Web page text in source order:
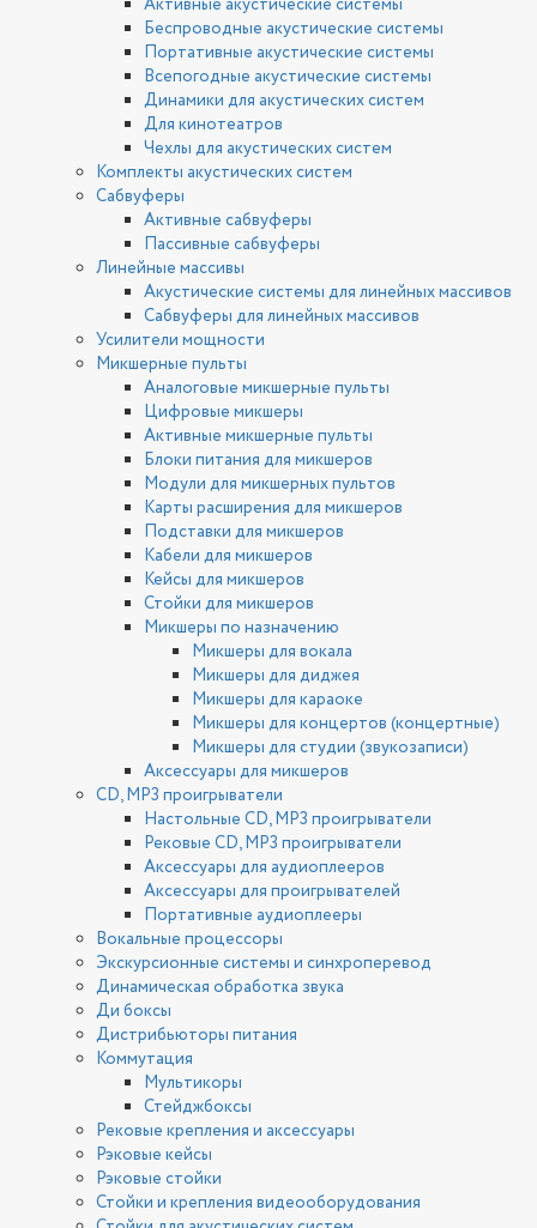
Активные акустические системы
Беспроводные акустические системы
Портативные акустические системы
Всепогодные акустические системы
Динамики для акустических систем
Для кинотеатров
Чехлы для акустических систем
Комплекты акустических систем
Сабвуферы
Активные сабвуферы
Пассивные сабвуферы
Линейные массивы
Акустические системы для линейных массивов
Сабвуферы для линейных массивов
Усилители мощности
Микшерные пульты
Аналоговые микшерные пульты
Цифровые микшеры
Активные микшерные пульты
Блоки питания для микшеров
Модули для микшерных пультов
Карты расширения для микшеров
Подставки для микшеров
Кабели для микшеров
Кейсы для микшеров
Стойки для микшеров
Микшеры по назначению
Микшеры для вокала
Микшеры для диджея
Микшеры для караоке
Микшеры для концертов (концертные)
Микшеры для студии (звукозаписи)
Аксессуары для микшеров
CD, MP3 проигрыватели
Настольные CD, MP3 проигрыватели
Рековые CD, MP3 проигрыватели
Аксессуары для аудиоплееров
Аксессуары для проигрывателей
Портативные аудиоплееры
Вокальные процессоры
Экскурсионные системы и синхроперевод
Динамическая обработка звука
Ди боксы
Дистрибьюторы питания
Коммутация
Мультикоры
Стейджбоксы
Рековые крепления и аксессуары
Рэковые кейсы
Рэковые стойки
Стойки и крепления видеооборудования